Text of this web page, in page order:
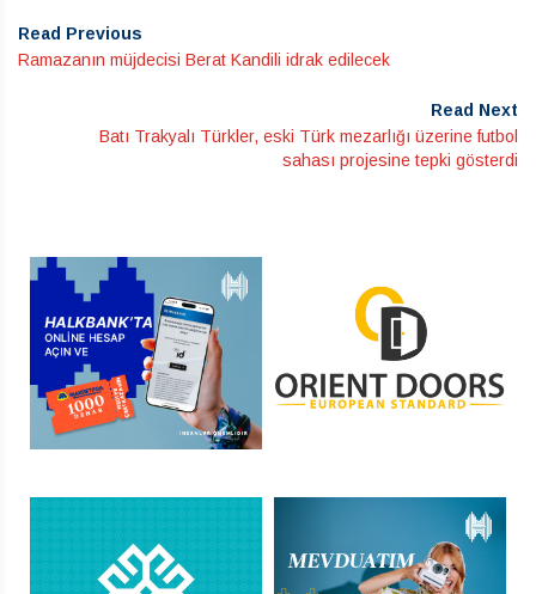
Read Previous
Ramazanın müjdecisi Berat Kandili idrak edilecek
Read Next
Batı Trakyalı Türkler, eski Türk mezarlığı üzerine futbol
sahası projesine tepki gösterdi